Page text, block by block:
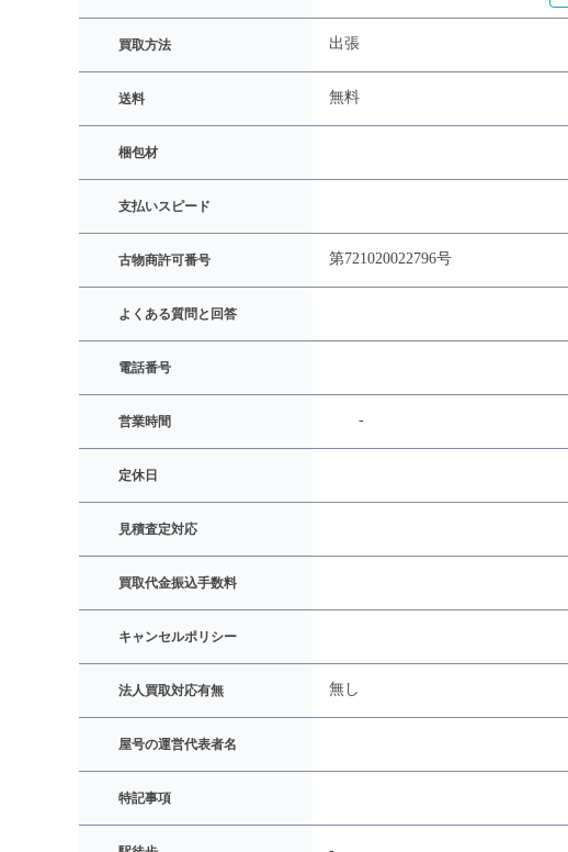
買取方法 出張
送料 無料
梱包材
支払いスピード
古物商許可番号 第721020022796号
よくある質問と回答
電話番号
営業時間 -
定休日
見積査定対応
買取代金振込手数料
キャンセルポリシー
法人買取対応有無 無し
屋号の運営代表者名
特記事項